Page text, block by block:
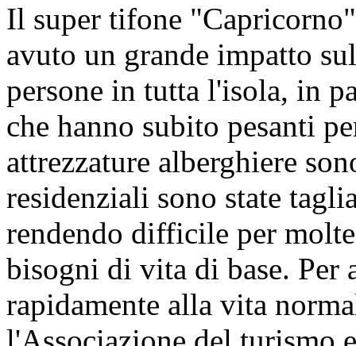
Il super tifone
avuto un grande impatto
persone in tutta l'isola, in
che hanno subito pesanti
attrezzature alberghiere
residenziali sono state
rendendo difficile per
bisogni di vita di base. Per
rapidamente alla vita